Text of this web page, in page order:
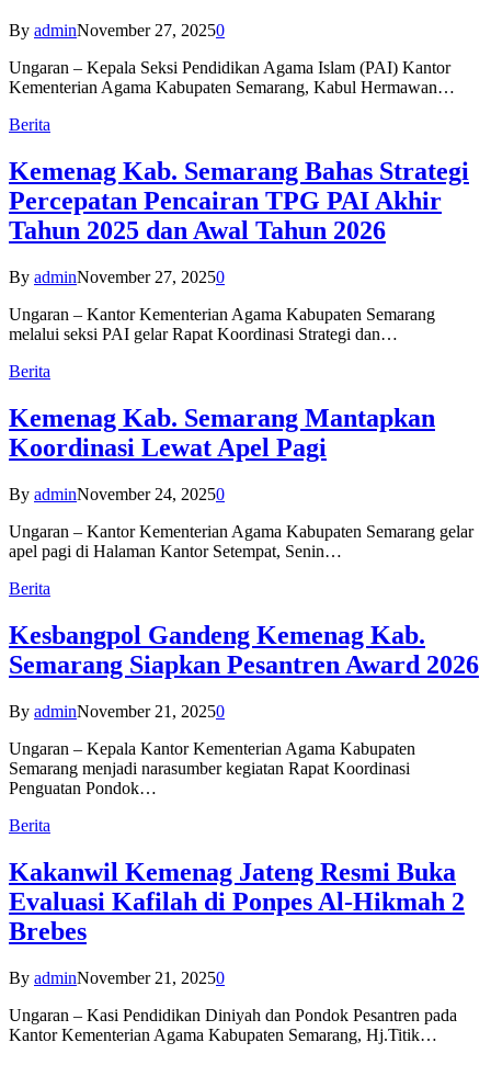
By adminNovember 27, 20250
Ungaran – Kepala Seksi Pendidikan Agama Islam (PAI) Kantor
Kementerian Agama Kabupaten Semarang, Kabul Hermawan…
Berita
Kemenag Kab. Semarang Bahas Strategi
Percepatan Pencairan TPG PAI Akhir
Tahun 2025 dan Awal Tahun 2026
By adminNovember 27, 20250
Ungaran – Kantor Kementerian Agama Kabupaten Semarang
melalui seksi PAI gelar Rapat Koordinasi Strategi dan…
Berita
Kemenag Kab. Semarang Mantapkan
Koordinasi Lewat Apel Pagi
By adminNovember 24, 20250
Ungaran – Kantor Kementerian Agama Kabupaten Semarang gelar
apel pagi di Halaman Kantor Setempat, Senin…
Berita
Kesbangpol Gandeng Kemenag Kab.
Semarang Siapkan Pesantren Award 2026
By adminNovember 21, 20250
Ungaran – Kepala Kantor Kementerian Agama Kabupaten
Semarang menjadi narasumber kegiatan Rapat Koordinasi
Penguatan Pondok…
Berita
Kakanwil Kemenag Jateng Resmi Buka
Evaluasi Kafilah di Ponpes Al-Hikmah 2
Brebes
By adminNovember 21, 20250
Ungaran – Kasi Pendidikan Diniyah dan Pondok Pesantren pada
Kantor Kementerian Agama Kabupaten Semarang, Hj.Titik…